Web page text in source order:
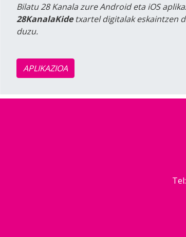
Bilatu 28 Kanala zure Android eta iOS
28KanalaKidetxartel digitalak eskaintzen
duzu.
APLIKAZIOA